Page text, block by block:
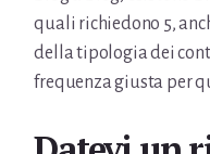
quali richiedono 5,
della tipologia dei
frequenza giusta per